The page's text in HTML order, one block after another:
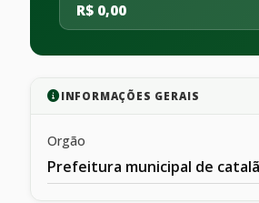
R$ 0,00
INFORMAÇÕES GERAIS
Orgão
Prefeitura municipal de